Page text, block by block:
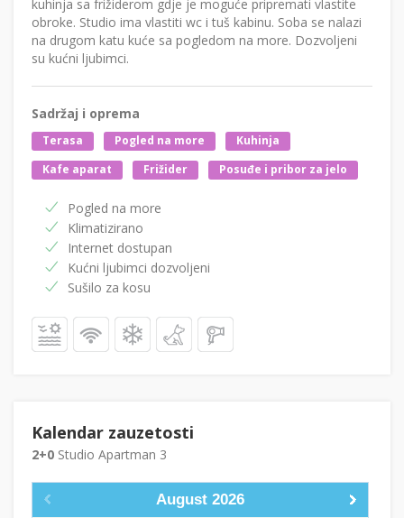
kuhinja sa frižiderom gdje je moguće pripremati vlastite
obroke. Studio ima vlastiti wc i tuš kabinu. Soba se nalazi
na drugom katu kuće sa pogledom na more. Dozvoljeni
su kućni ljubimci.
Sadržaj i oprema
Terasa Pogled na more
Kuhinja
Kafe aparat
Frižider Posuđe i pribor za jelo
Pogled na more
Klimatizirano
Internet dostupan
Kućni ljubimci dozvoljeni
Sušilo za kosu
Kalendar zauzetosti
2+0 Studio Apartman 3
August 2026